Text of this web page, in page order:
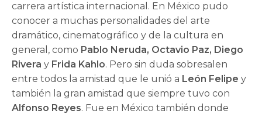
carrera artística internacional. En México pudo
conocer a muchas personalidades del arte
dramático, cinematográfico y de la cultura en
general, como Pablo Neruda, Octavio Paz, Diego
Rivera y Frida Kahlo. Pero sin duda sobresalen
entre todos la amistad que le unió a León Felipe y
también la gran amistad que siempre tuvo con
Alfonso Reyes. Fue en México también donde